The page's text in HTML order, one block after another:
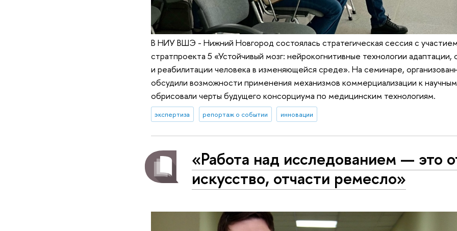
В НИУ ВШЭ - Нижний Новгород состоялась стратегическая сессия с
стратпроекта 5 «Устойчивый мозг: нейрокогнитивные технологии адаптации,
и реабилитации человека в изменяющейся среде». На семинаре,
обсудили возможности применения механизмов коммерциализации к
обрисовали черты будущего консорциума по медицинским технологиям.
экспертиза репортаж о событии инновации
«Работа над исследованием — это
искусство, отчасти ремесло»